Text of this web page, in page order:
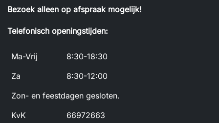
Bezoek alleen op afspraak mogelijk!
Telefonisch openingstijden:
Ma-Vrij
8:30-18:30
Za
8:30-12:00
Zon- en feestdagen gesloten.
KvK
66972663